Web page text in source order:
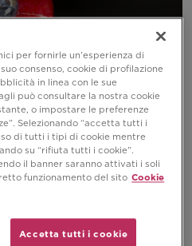
per fornirle un’esperienza di
consenso, cookie di profilazione
in linea con le sue
può consultare la nostra cookie
o impostare le preferenze
Selezionando “accetta tutti i
di tutti i tipi di cookie mentre
su “rifiuta tutti i cookie”.
il banner saranno attivati i soli
funzionamento del sito Cookie
Accetta tutti i cookie